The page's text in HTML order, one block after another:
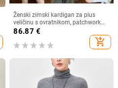
Ženski zimski kardigan za plus
veličinu s ovratnikom, patchwork
kabel pletenina, debela pletenina
86.87 €
add_shopping_cart